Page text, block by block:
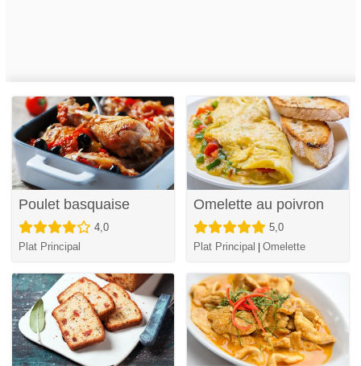
Poulet basquaise
4,0
Plat Principal
Omelette au poivron
5,0
Plat Principal | Omelette